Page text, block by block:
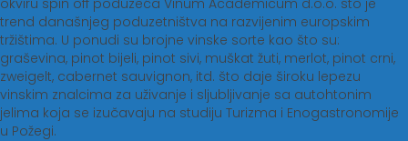
okviru spin off poduzeća Vinum Academicum d.o.o. što je
trend današnjeg poduzetništva na razvijenim europskim
tržištima. U ponudi su brojne vinske sorte kao što su:
graševina, pinot bijeli, pinot sivi, muškat žuti, merlot, pinot crni,
zweigelt, cabernet sauvignon, itd. što daje široku lepezu
vinskim znalcima za uživanje i sljubljivanje sa autohtonim
jelima koja se izučavaju na studiju Turizma i Enogastronomije
u Požegi.